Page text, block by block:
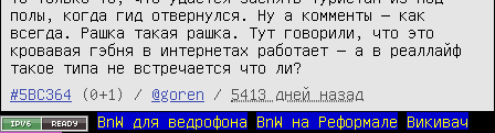
полы, когда гид отвернулся. Ну а комменты — как
всегда. Рашка такая рашка. Тут говорили, что это
кровавая гэбня в интернетах работает — а в реаллайф
такое типа не встречается что ли?
#5BC364
(0+1) / @goren / 5413 дней назад
BnW для ведрофона
BnW на Реформале
Викивач